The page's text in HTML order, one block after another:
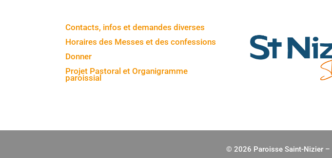
Contacts, infos et demandes diverses
Horaires des Messes et des confessions
Donner
Projet Pastoral et Organigramme
paroissial
© 2026 Paroisse Saint-Nizier –